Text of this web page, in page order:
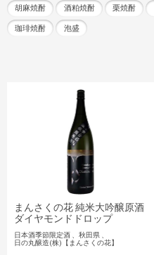
胡麻焼酎 酒粕焼酎 栗焼酎
珈琲焼酎 泡盛
まんさくの花 純米大吟醸原酒
ダイヤモンドドロップ
日本酒季節限定酒
秋田県
日の丸醸造(株)【まんさくの花】